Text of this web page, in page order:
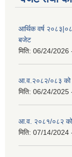
आर्थिक वर्ष
बजेट
मिति: 06/24/2026
आ.व.२०८२/०८३ को
मिति: 06/24/2025
आ.व. २०८१/०८२
मिति: 07/14/2024